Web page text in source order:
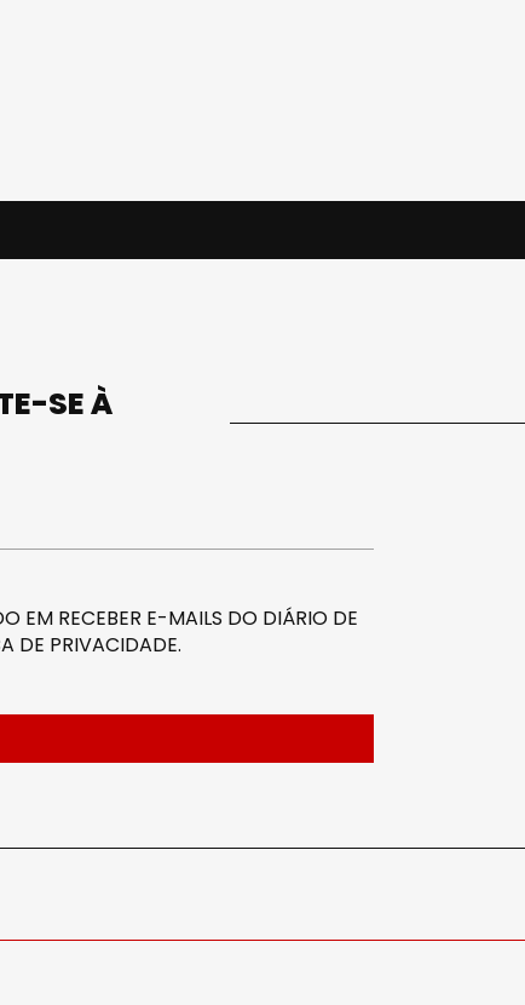
SE À
EM RECEBER E-MAILS DO DIÁRIO DE
DE PRIVACIDADE.